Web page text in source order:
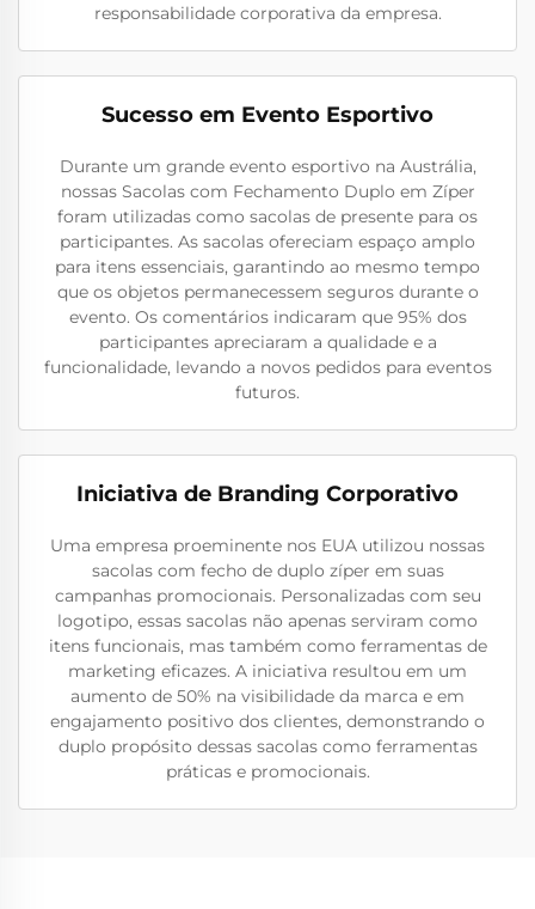
responsabilidade corporativa da empresa.
Sucesso em Evento Esportivo
Durante um grande evento esportivo na Austrália,
nossas Sacolas com Fechamento Duplo em Zíper
foram utilizadas como sacolas de presente para os
participantes. As sacolas ofereciam espaço amplo
para itens essenciais, garantindo ao mesmo tempo
que os objetos permanecessem seguros durante o
evento. Os comentários indicaram que 95% dos
participantes apreciaram a qualidade e a
funcionalidade, levando a novos pedidos para eventos
futuros.
Iniciativa de Branding Corporativo
Uma empresa proeminente nos EUA utilizou nossas
sacolas com fecho de duplo zíper em suas
campanhas promocionais. Personalizadas com seu
logotipo, essas sacolas não apenas serviram como
itens funcionais, mas também como ferramentas de
marketing eficazes. A iniciativa resultou em um
aumento de 50% na visibilidade da marca e em
engajamento positivo dos clientes, demonstrando o
duplo propósito dessas sacolas como ferramentas
práticas e promocionais.